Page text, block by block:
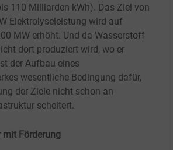
110 Milliarden kWh). Das Ziel von
Elektrolyseleistung wird auf
MW erhöht. Und da Wasserstoff
dort produziert wird, wo er
der Aufbau eines
wesentliche Bedingung dafür,
der Ziele nicht schon an
scheitert.
mit Förderung